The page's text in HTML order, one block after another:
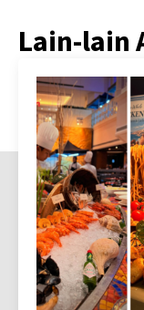
Lain-lain